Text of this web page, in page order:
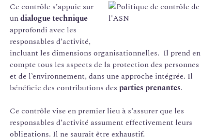
Ce contrôle s’appuie sur
undialogue technique
approfondi avec les
responsables d’activité,
incluant les dimensions organisationnelles. Il prend en
compte tous les aspects de la protection des personnes
et de l’environnement, dans une approche intégrée. Il
bénéficie des contributions des parties prenantes.
Ce contrôle vise en premier lieu à s’assurer que les
responsables d’activité assument effectivement leurs
obligations. Il ne saurait être exhaustif.